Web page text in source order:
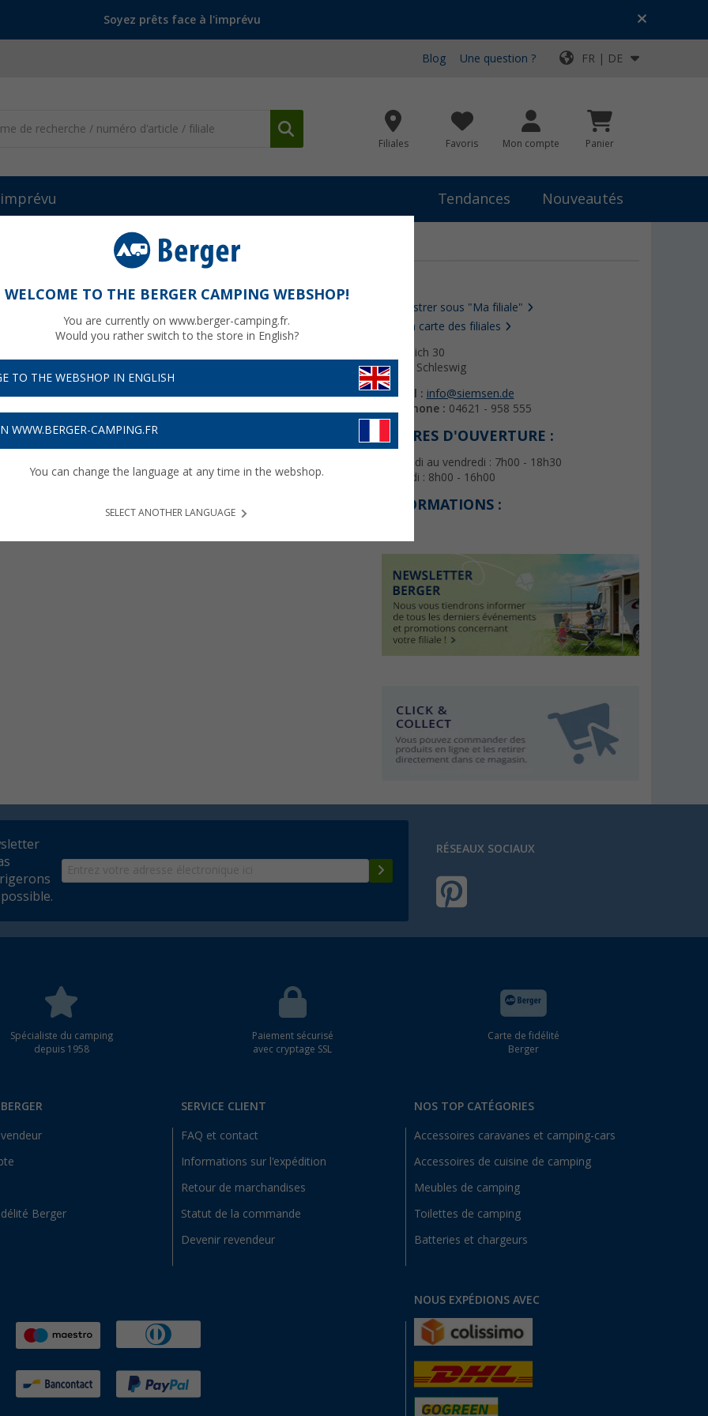
Soyez prêts face à l'imprévu
Blog Une question ? FR | DE
Filiales Favoris Mon compte Panier
Tendances Nouveautés
Enregistrer sous "Ma filiale"
Vers la carte des filiales
Ratsteich 30
24837 Schleswig
E-mail : info@siemsen.de
Téléphone : 04621 - 958 555
HEURES D'OUVERTURE :
Du lundi au vendredi : 7h00 - 18h30
Samedi : 8h00 - 16h00
INFORMATIONS :
RÉSEAUX SOCIAUX
Spécialiste du camping
depuis 1958
Paiement sécurisé
avec cryptage SSL
Carte de fidélité
Berger
Berger
SERVICE CLIENT
FAQ et contact
Informations sur l'expédition
Retour de marchandises
Statut de la commande
Devenir revendeur
NOS TOP CATÉGORIES
Accessoires caravanes et camping-cars
Accessoires de cuisine de camping
Meubles de camping
Toilettes de camping
Batteries et chargeurs
NOUS EXPÉDIONS AVEC
WELCOME TO THE BERGER CAMPING WEBSHOP!
You are currently on www.berger-camping.fr.
Would you rather switch to the store in English?
TO THE WEBSHOP IN ENGLISH
WWW.BERGER-CAMPING.FR
You can change the language at any time in the webshop.
SELECT ANOTHER LANGUAGE